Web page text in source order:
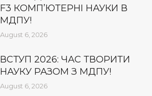
F3 КОМП’ЮТЕРНІ НАУКИ В
МДПУ!
August 6, 2026
ВСТУП 2026: ЧАС ТВОРИТИ
НАУКУ РАЗОМ З МДПУ!
August 6, 2026